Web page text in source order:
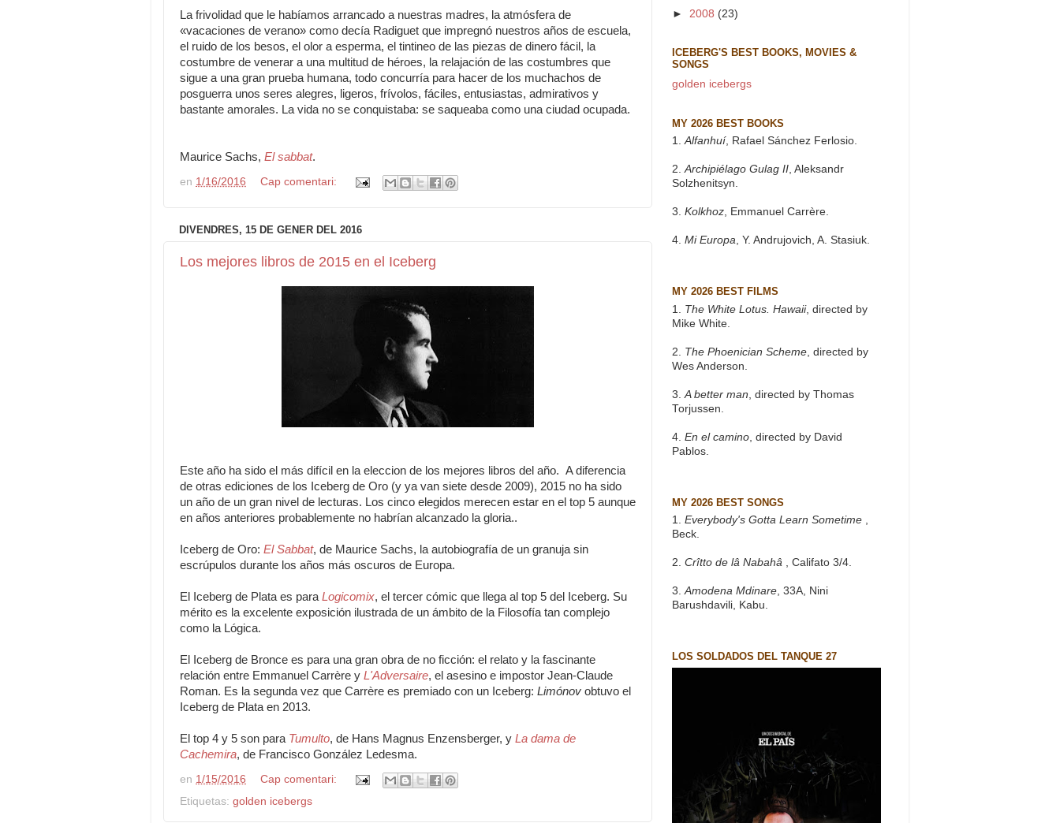
La frivolidad que le habíamos arrancado a nuestras madres, la atmósfera de
«vacaciones de verano» como decía Radiguet que impregnó nuestros años de escuela,
el ruido de los besos, el olor a esperma, el tintineo de las piezas de dinero fácil, la
costumbre de venerar a una multitud de héroes, la relajación de las costumbres que
sigue a una gran prueba humana, todo concurría para hacer de los muchachos de
posguerra unos seres alegres, ligeros, frívolos, fáciles, entusiastas, admirativos y
bastante amorales. La vida no se conquistaba: se saqueaba como una ciudad ocupada.
Maurice Sachs, El sabbat.
en 1/16/2016 Cap comentari:
DIVENDRES, 15 DE GENER DEL 2016
Los mejores libros de 2015 en el Iceberg
Este año ha sido el más difícil en la eleccion de los mejores libros del año. A diferencia
de otras ediciones de los Iceberg de Oro (y ya van siete desde 2009), 2015 no ha sido
un año de un gran nivel de lecturas. Los cinco elegidos merecen estar en el top 5 aunque
en años anteriores probablemente no habrían alcanzado la gloria..
Iceberg de Oro: El Sabbat, de Maurice Sachs, la autobiografía de un granuja sin
escrúpulos durante los años más oscuros de Europa.
El Iceberg de Plata es para Logicomix, el tercer cómic que llega al top 5 del Iceberg. Su
mérito es la excelente exposición ilustrada de un ámbito de la Filosofía tan complejo
como la Lógica.
El Iceberg de Bronce es para una gran obra de no ficción: el relato y la fascinante
relación entre Emmanuel Carrère y L'Adversaire, el asesino e impostor Jean-Claude
Roman. Es la segunda vez que Carrère es premiado con un Iceberg: Limónov obtuvo el
Iceberg de Plata en 2013.
El top 4 y 5 son para Tumulto, de Hans Magnus Enzensberger, y La dama de
Cachemira, de Francisco González Ledesma.
en 1/15/2016
Cap comentari:
Etiquetas: golden icebergs
► 2008 (23)
ICEBERG'S BEST BOOKS, MOVIES &
SONGS
golden icebergs
MY 2026 BEST BOOKS
1.Alfanhuí, Rafael Sánchez Ferlosio.
2.Archipiélago Gulag II, Aleksandr
Solzhenitsyn.
3. Kolkhoz, Emmanuel Carrère.
4. Mi Europa, Y. Andrujovich, A. Stasiuk.
MY 2026 BEST FILMS
1. The White Lotus. Hawaii, directed by
Mike White.
2. The Phoenician Scheme , directed by
Wes Anderson.
3. A better man , directed by Thomas
Torjussen.
4. En el camino , directed by David
Pablos.
MY 2026 BEST SONGS
1. Everybody's Gotta Learn Sometime ,
Beck.
2. Crîtto de lâ Nabahâ , Califato 3/4.
3.Amodena Mdinare, 33A, Nini
Barushdavili, Kabu.
LOS SOLDADOS DEL TANQUE 27